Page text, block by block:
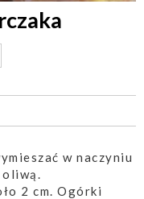
w naczyniu
oliwą.
2 cm. Ogórki